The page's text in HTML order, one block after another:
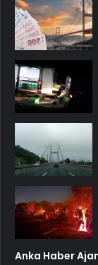
Anka Haber